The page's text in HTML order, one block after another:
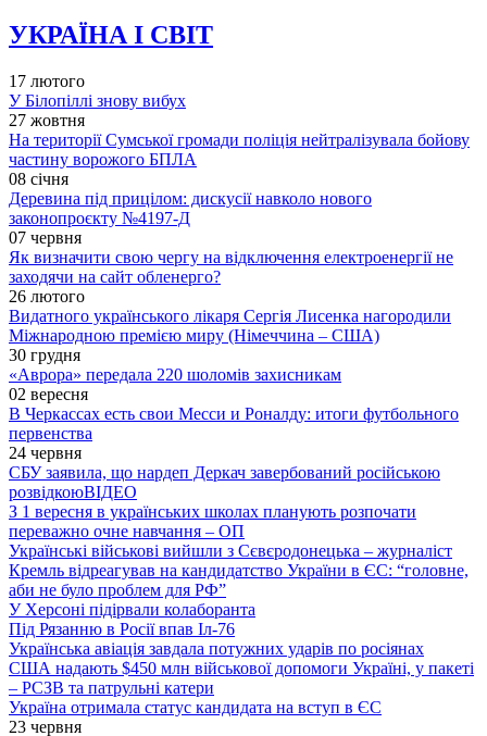
УКРАЇНА І СВІТ
17 лютого
У Білопіллі знову вибух
27 жовтня
На території Сумської громади поліція нейтралізувала бойову
частину ворожого БПЛА
08 січня
Деревина під прицілом: дискусії навколо нового
законопроєкту №4197-Д
07 червня
Як визначити свою чергу на відключення електроенергії не
заходячи на сайт обленерго?
26 лютого
Видатного українського лікаря Сергія Лисенка нагородили
Міжнародною премією миру (Німеччина – США)
30 грудня
«Аврора» передала 220 шоломів захисникам
02 вересня
В Черкассах есть свои Месси и Роналду: итоги футбольного
первенства
24 червня
СБУ заявила, що нардеп Деркач завербований російською
розвідкоюВІДЕО
З 1 вересня в українських школах планують розпочати
переважно очне навчання – ОП
Українські військові вийшли з Сєвєродонецька – журналіст
Кремль відреагував на кандидатство України в ЄС: “головне,
аби не було проблем для РФ”
У Херсоні підірвали колаборанта
Під Рязанню в Росії впав Іл-76
Українська авіація завдала потужних ударів по росіянах
США надають $450 млн військової допомоги Україні, у пакеті
– РСЗВ та патрульні катери
Україна отримала статус кандидата на вступ в ЄС
23 червня